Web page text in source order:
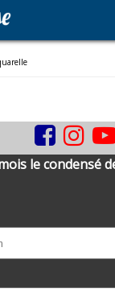
le condensé